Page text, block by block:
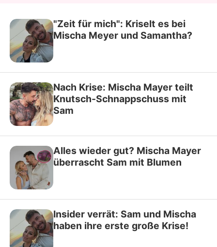
"Zeit für mich": Kriselt es bei
Mischa Meyer und Samantha?
Nach Krise: Mischa Mayer teilt
Knutsch-Schnappschuss mit
Sam
Alles wieder gut? Mischa Mayer
überrascht Sam mit Blumen
Insider verrät: Sam und Mischa
haben ihre erste große Krise!